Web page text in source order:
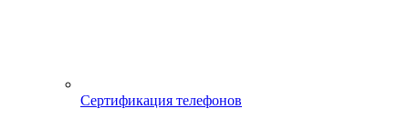
Сертификация телефонов